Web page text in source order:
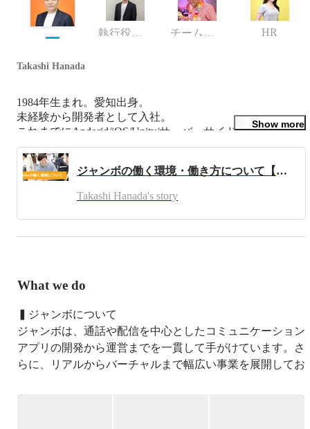
執行役員・CTO チームリーダー HR
Takashi Hanada
1984年生まれ。愛知出身。
未経験から開発者として入社。
これまでにAndorid/iOS/Unity/サーバーサイドエンジニアと
して自社サービスを開発。
サービス拡大に伴い2021年4月に株式会社ジャンボを設
立。
Show more
ジャンボの働く環境・働き方について【会社紹介】
Takashi Hanada's story
What we do
▍ジャンボについて
ジャンボは、通話や配信を中心としたコミュニケーション
アプリの開発から運営までを一貫して手がけています。さ
らに、リアルからバーチャルまで幅広い事業を展開してお
開にも力を入れています。